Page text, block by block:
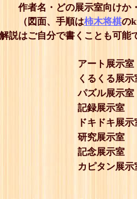
作者名・どの展示室向けか
（図面、手順は柿木将棋の
解説はご自分で書くことも可能
アート展示室
くるくる展示
パズル展示室
記録展示室
ドキドキ展示
研究展示室
記念展示室
カピタン展示